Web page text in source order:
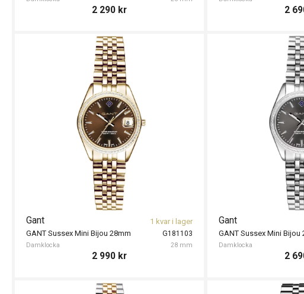
2 290 kr 2
G181103
Gant
Damklocka 28 mm
GANT Sussex Mini Bijou 28mm
1 kvar i lager
2 990 kr
Gant
Damklocka
GANT Sussex Mini Bijou
2